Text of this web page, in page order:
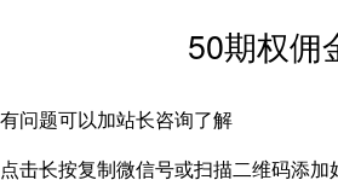
50期权佣
有问题可以加站长咨询了解
点击长按复制微信号或扫描二维码添加